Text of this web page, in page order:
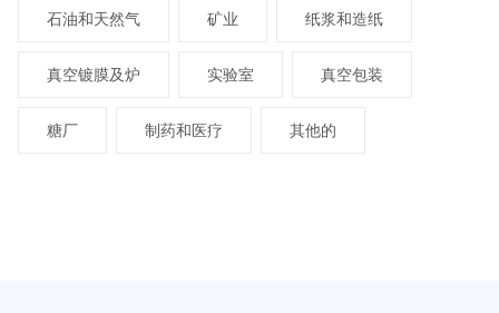
石油和天然气 矿业 纸浆和造纸
真空镀膜及炉 实验室 真空包装
糖厂 制药和医疗 其他的